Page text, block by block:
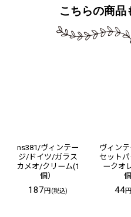
こちらの商品
ns381/ヴィンテー
ジ/ドイツ/ガラス
カメオ/クリーム(1
個）
187円(税込)
ヴィン
セット
ークオ
個
44円